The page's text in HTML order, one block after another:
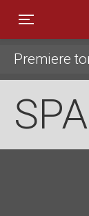
Premiere